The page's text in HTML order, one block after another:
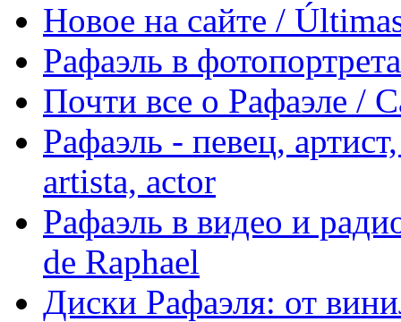
Новое на сайте /
Рафаэль в
Почти все о Рафаэле /
Рафаэль - певец,
artista, actor
Рафаэль в видео и
de Raphael
Диски Рафаэля: от